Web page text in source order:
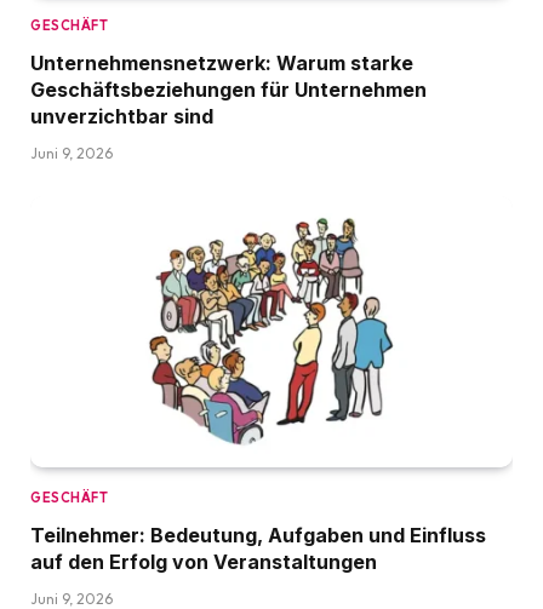
GESCHÄFT
Unternehmensnetzwerk: Warum starke
Geschäftsbeziehungen für Unternehmen
unverzichtbar sind
Juni 9, 2026
GESCHÄFT
Teilnehmer: Bedeutung, Aufgaben und Einfluss
auf den Erfolg von Veranstaltungen
Juni 9, 2026